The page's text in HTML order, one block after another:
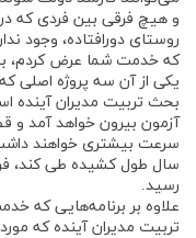
و هیچ فرقی بین فردی که
روستای دورافتاده، وجود
که خدمت شما عرض کردم،
یکی از آن سه پروژه اصلی
بحث تربیت مدیران آینده
آزمون بیرون خواهد آمد و
سال طول کشیده طی کند،
رسید.
علاوه بر برنامه‌‌هایی که
تربیت مدیران آینده که